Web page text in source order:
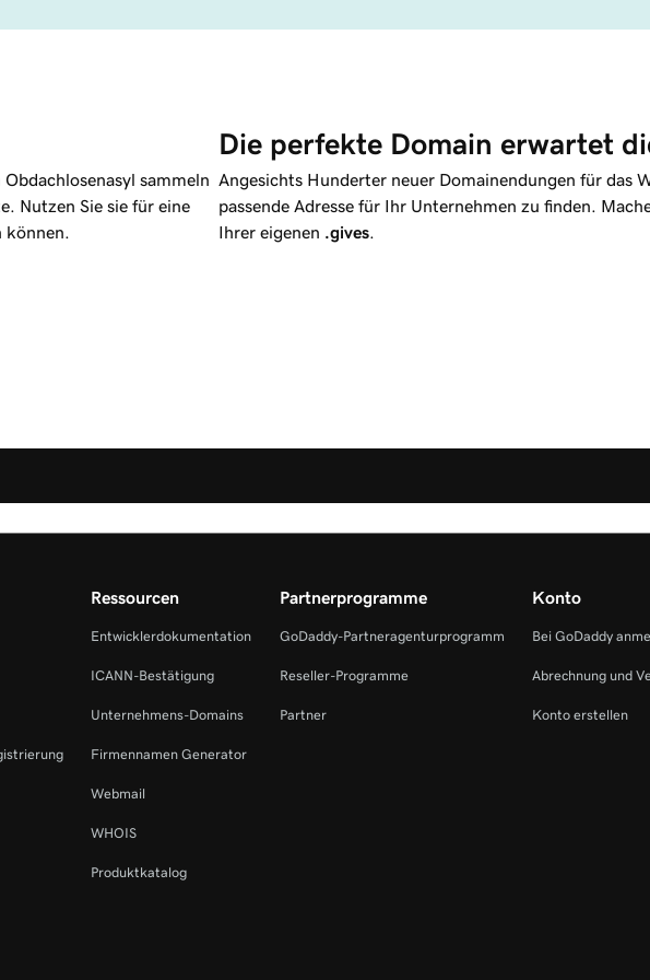
sammeln
Nutzen Sie sie für eine
Die perfekte Domain erwartet
Angesichts Hunderter neuer Domainendungen für das
passende Adresse für Ihr Unternehmen zu finden.
Ihrer eigenen .gives
Ressourcen
Entwicklerdokumentation
ICANN-Bestätigung
Unternehmens-Domains
Firmennamen Generator
Webmail
WHOIS
Produktkatalog
Partnerprogramme
GoDaddy-Partneragenturprogramm
Reseller-Programme
Partner
Konto
Bei GoDaddy
Abrechnung und
Konto erstellen